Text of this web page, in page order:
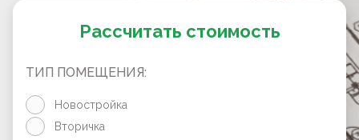
Рассчитать стоимость
ТИП ПОМЕЩЕНИЯ:
Новостройка
Вторичка